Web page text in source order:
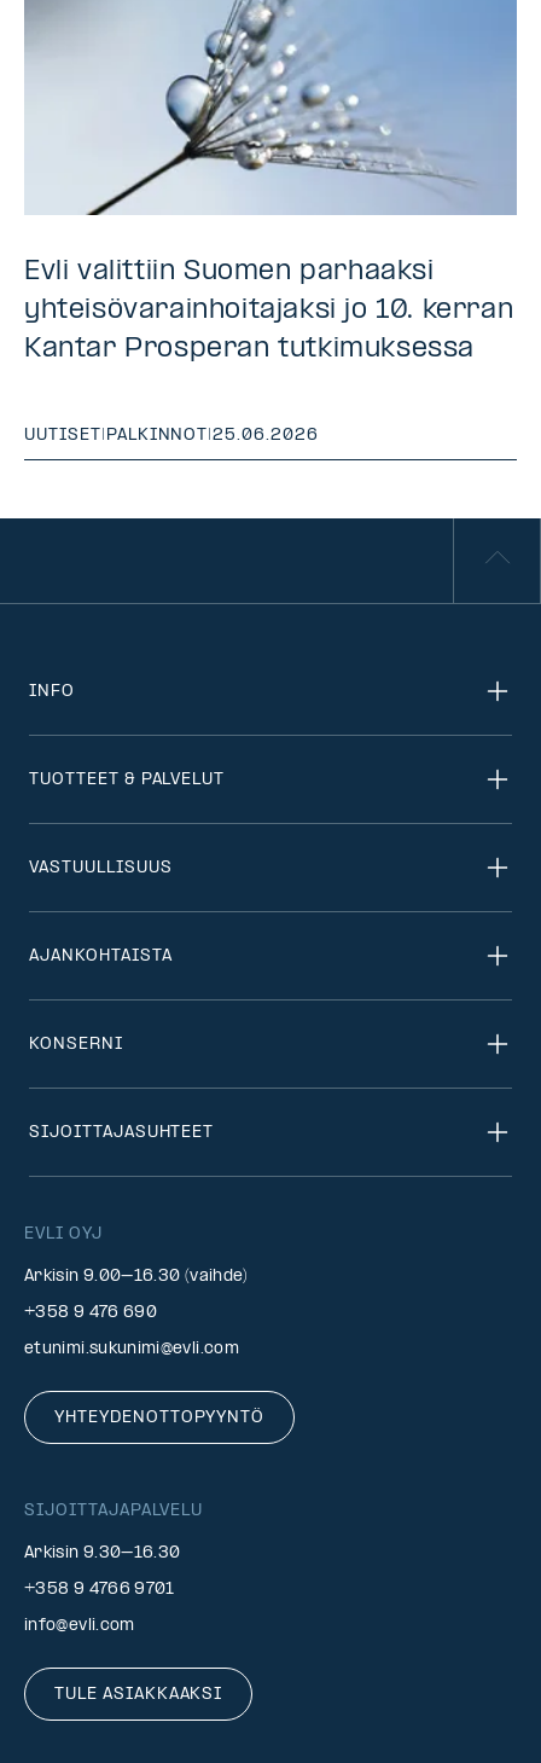
Evli valittiin Suomen parhaaksi
yhteisövarainhoitajaksi jo 10. kerran
Kantar Prosperan tutkimuksessa
UUTISET | PALKINNOT |25.06.2026
EVLI OYJ
Arkisin 9.00–16.30 (vaihde)
+358 9 476 690
etunimi.sukunimi@evli.com
YHTEYDENOTTOPYYNTÖ
SIJOITTAJAPALVELU
Arkisin 9.30–16.30
+358 9 4766 9701
info@evli.com
TULE ASIAKKAAKSI
INFO
TUOTTEET & PALVELUT
VASTUULLISUUS
AJANKOHTAISTA
KONSERNI
SIJOITTAJASUHTEET